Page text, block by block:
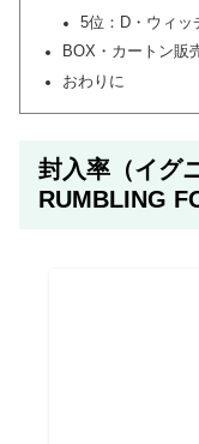
5位：D・ウィッ
BOX・カートン販
おわりに
封入率（イグ
RUMBLING